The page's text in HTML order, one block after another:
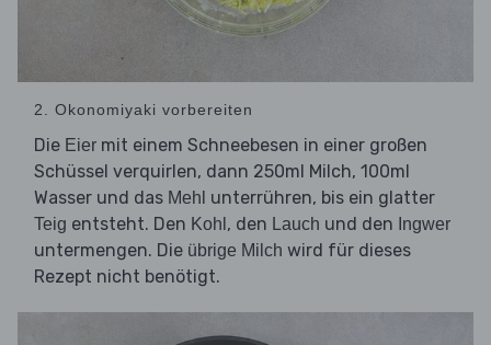
2. Okonomiyaki vorbereiten
Die Eier mit einem Schneebesen in einer großen
Schüssel verquirlen, dann 250ml Milch, 100ml
Wasser und das Mehl unterrühren, bis ein glatter
Teig entsteht. Den Kohl , den Lauch und den Ingwer
untermengen. Die übrige Milch wird für dieses
Rezept nicht benötigt.